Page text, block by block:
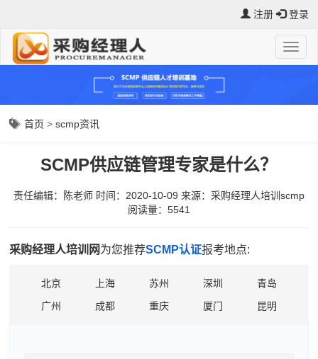
注册 登录
首页 >scmp资讯
SCMP供应链管理专家是什么？
责任编辑：陈老师 时间：2020-10-09 来源： 采购经理人培训scmp
阅读量：5541
采购经理人培训网为您推荐SCMP认证报考地点:
北京 上海 苏州 深圳
青岛
广州
成都 重庆 厦门 昆明